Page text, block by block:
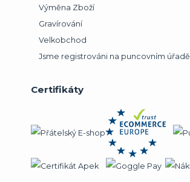
Výměna Zboží
Gravírování
Velkobchod
Jsme registrováni na puncovním úřadě
Certifikáty